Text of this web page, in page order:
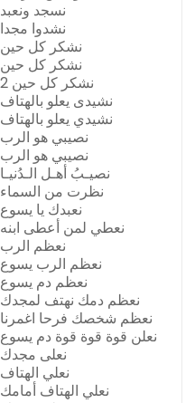
نسجد ونعبد
نشدوا مجدا
نشكر كل حين
نشكر كل حين
نشكر كل حين 2
نشيدى يعلو بالهتاف
نشيدي يعلو بالهتاف
نصيبي هو الرب
نصيبي هو الرب
نصيـبُ أهـل الـدُنيـا
نظرت من السماء
نعبدك يا يسوع
نعطي لمن أعطى ابنه
نعظم الرب
نعظم الرب يسوع
نعظم دم يسوع
نعظم دمك نهتف لمجدك
نعظم شخصك فرحا اغمرنا
نعلن قوة قوة قوة دم يسوع
نعلى مجدك
نعلي الهتاف
نعلي الهتاف أمامك